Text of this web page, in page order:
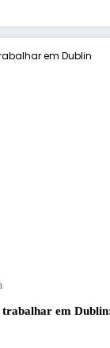
trabalhar em